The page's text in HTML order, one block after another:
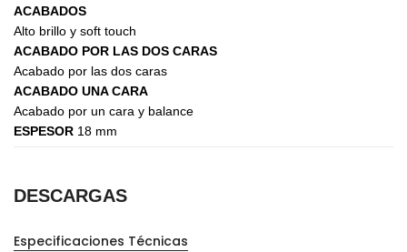
ACABADOS
Alto brillo y soft touch
ACABADO POR LAS DOS CARAS
Acabado por las dos caras
ACABADO UNA CARA
Acabado por un cara y balance
ESPESOR 18 mm
DESCARGAS
Especificaciones Técnicas